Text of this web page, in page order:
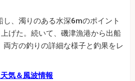
、濁りのある水深6mのポイント
げた。続いて、磯津漁港から出船
両方の釣りの詳細な様子と釣果をレ
気＆風波情報